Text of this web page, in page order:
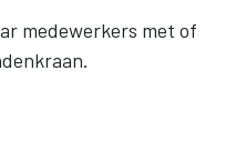
medewerkers met of